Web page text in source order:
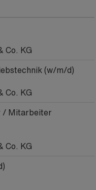
Co. KG
(w/m/d)
Co. KG
/ Mitarbeiter
Co. KG